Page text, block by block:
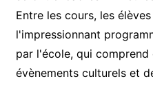
Entre les cours, les
l'impressionnant
par l'école, qui
évènements culturels et